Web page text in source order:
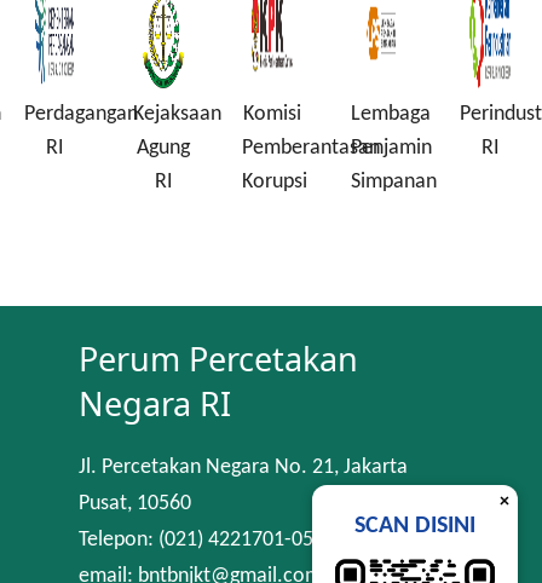
Perdagangan
RI
Kejaksaan
Agung
RI
Komisi
Pemberantasan
Korupsi
Lembaga
Penjamin
Simpanan
RI
Perum Percetakan
Negara RI
Jl. Percetakan Negara No. 21, Jakarta
Pusat, 10560
Telepon: (021) 4221701-05
email: bntbnjkt@gmail.com
×
SCAN DISINI